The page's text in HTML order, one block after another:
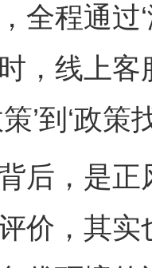
全程通过
，线上
’到‘政策
，是正
价，其